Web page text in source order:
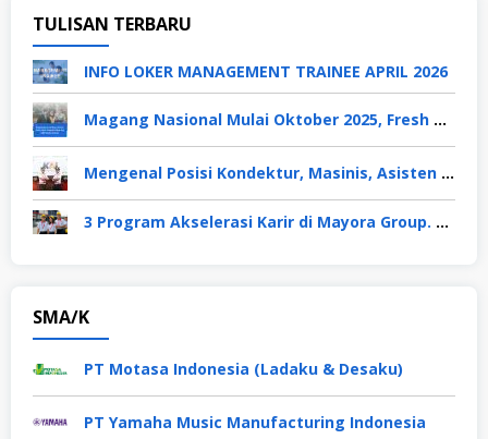
TULISAN TERBARU
INFO LOKER MANAGEMENT TRAINEE APRIL 2026
Magang Nasional Mulai Oktober 2025, Fresh Graduate Dapat Gaji UMP Selama 6 Bulan
Mengenal Posisi Kondektur, Masinis, Asisten PPKA, Pemeliharaan Sarana dan Prasarana, Polsuska (Polisi Khusus Kereta Api), di PT KAI
3 Program Akselerasi Karir di Mayora Group. Apa Saja? Berikut Penjelasannya
SMA/K
PT Motasa Indonesia (Ladaku & Desaku)
PT Yamaha Music Manufacturing Indonesia